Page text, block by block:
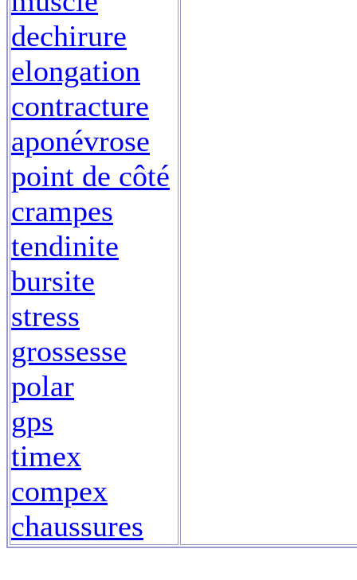
dechirure
elongation
contracture
aponévrose
point de côté
crampes
tendinite
bursite
stress
grossesse
polar
gps
timex
compex
chaussures